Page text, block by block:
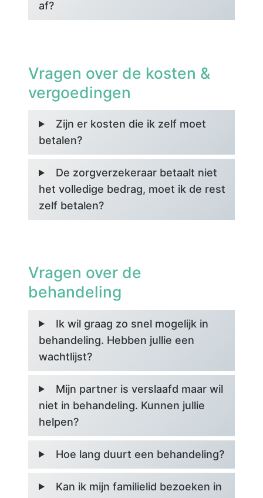
af?
Vragen over de kosten &
vergoedingen
Zijn er kosten die ik zelf moet
betalen?
De zorgverzekeraar betaalt niet
het volledige bedrag, moet ik de rest
zelf betalen?
Vragen over de
behandeling
Ik wil graag zo snel mogelijk in
behandeling. Hebben jullie een
wachtlijst?
Mijn partner is verslaafd maar wil
niet in behandeling. Kunnen jullie
helpen?
Hoe lang duurt een behandeling?
Kan ik mijn familielid bezoeken in